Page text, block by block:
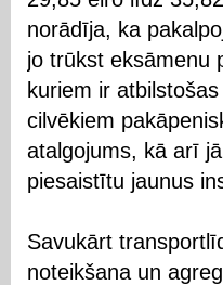
norādīja, ka
jo trūkst eksāmenu
kuriem ir
cilvēkiem
atalgojums, kā arī
piesaistītu jaunus
Savukārt
noteikšana un